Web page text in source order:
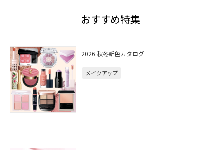
おすすめ特集
2026 秋冬新色カタログ
メイクアップ